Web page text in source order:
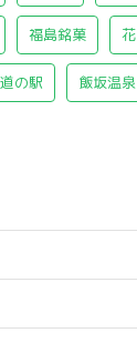
福島銘菓 花
道の駅 飯坂温泉